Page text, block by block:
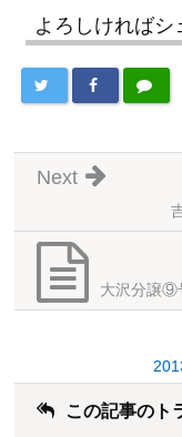
よろしければシ
Next
大沢分譲⑨
この記事のト